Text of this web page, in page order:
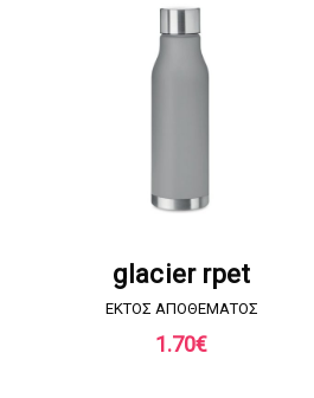
glacier rpet
EKTOΣ ΑΠΟΘΕΜΑΤΟΣ
1.70€